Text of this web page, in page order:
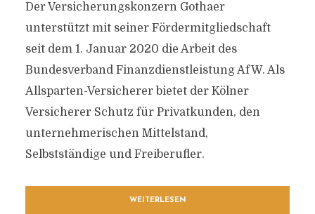
Der Versicherungskonzern Gothaer
unterstützt mit seiner Fördermitgliedschaft
seit dem 1. Januar 2020 die Arbeit des
Bundesverband Finanzdienstleistung AfW. Als
Allsparten-Versicherer bietet der Kölner
Versicherer Schutz für Privatkunden, den
unternehmerischen Mittelstand,
Selbstständige und Freiberufler.
WEITERLESEN